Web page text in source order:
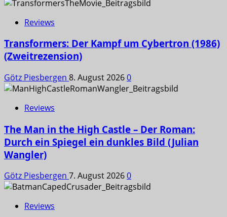
Reviews
Transformers: Der Kampf um Cybertron (1986)
(Zweitrezension)
Götz Piesbergen 8. August 20260
Reviews
The Man in the High Castle – Der Roman:
Durch ein Spiegel ein dunkles Bild (Julian
Wangler)
Götz Piesbergen 7. August 20260
Reviews